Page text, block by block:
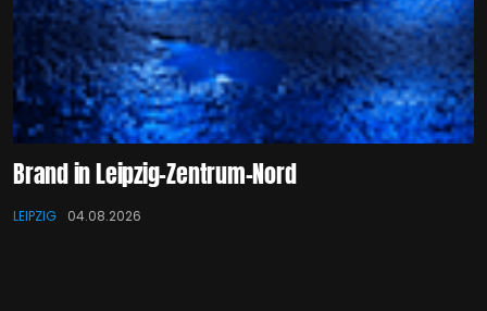
Brand in Leipzig-Zentrum-Nord
LEIPZIG 04.08.2026